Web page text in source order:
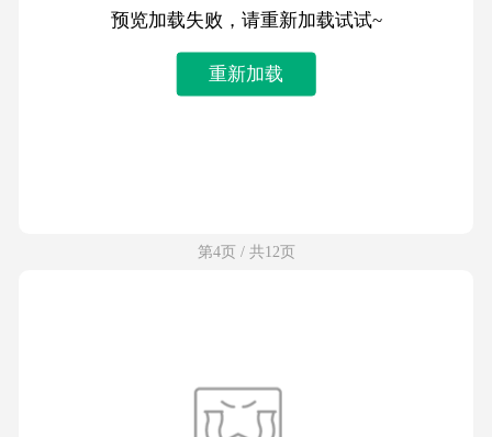
预览加载失败，请重新加载试试~
重新加载
第4页 / 共12页